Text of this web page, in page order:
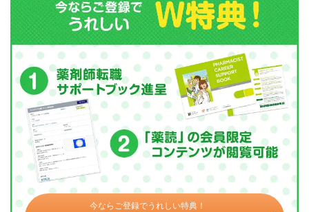
今ならご登録でうれしい特典！